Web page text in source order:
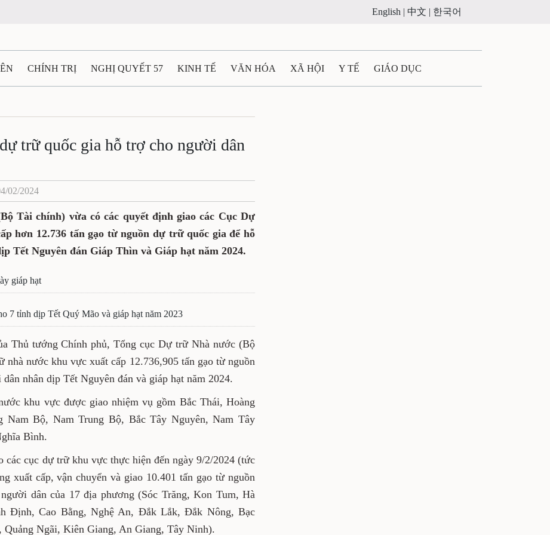
English | 中文 | 한국어
CHÍNH TRỊ NGHỊ QUYẾT 57 KINH TẾ VĂN HÓA XÃ HỘI Y TẾ GIÁO DỤC
TÀI NGUYÊN - MÔI TRƯỜNG THỂ THAO THÔNG TIN - QUẢNG CÁO
THÁI NGUYÊN
trữ quốc gia hỗ trợ cho người dân
02/2024
Tài chính) vừa có các quyết định giao các Cục Dự
hơn 12.736 tấn gạo từ nguồn dự trữ quốc gia để hỗ
Tết Nguyên đán Giáp Thìn và Giáp hạt năm 2024.
giáp hạt
7 tỉnh dịp Tết Quý Mão và giáp hạt năm 2023
Thủ tướng Chính phủ, Tổng cục Dự trữ Nhà nước (Bộ
nhà nước khu vực xuất cấp 12.736,905 tấn gạo từ nguồn
nhân dịp Tết Nguyên đán và giáp hạt năm 2024.
khu vực được giao nhiệm vụ gồm Bắc Thái, Hoàng
Bộ, Nam Trung Bộ, Bắc Tây Nguyên, Nam Tây
Bình.
các cục dự trữ khu vực thực hiện đến ngày 9/2/2024 (tức
xuất cấp, vận chuyển và giao 10.401 tấn gạo từ nguồn
dân của 17 địa phương (Sóc Trăng, Kon Tum, Hà
Định, Cao Bằng, Nghệ An, Đắk Lắk, Đắk Nông, Bạc
Ngãi, Kiên Giang, An Giang, Tây Ninh).